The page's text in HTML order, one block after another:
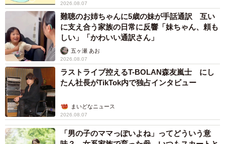
2026.08.07
難聴のお姉ちゃんに5歳の妹が手話通訳 互い
に支え合う家族の日常に反響「妹ちゃん、頼も
しい」「かわいい通訳さん」
五ヶ瀬 あお
2026.08.07
ラストライブ控えるT-BOLAN森友嵐士 にし
たん社長がTikTok内で独占インタビュー
まいどなニュース
2026.08.07
「男の子のママっぽいよね」ってどういう意